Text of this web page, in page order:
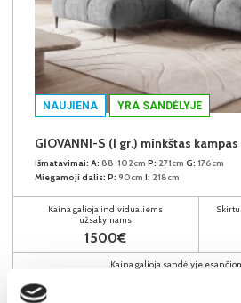
NAUJIENA YRA SANDĖLYJE
Išmatavimai: A: 88-102cm P: 271cm G: 176cm
Miegamoji dalis: P: 90cm I: 218cm
Kaina galioja individualiems
užsakymams
1500€
Kaina galioja sandėlyje